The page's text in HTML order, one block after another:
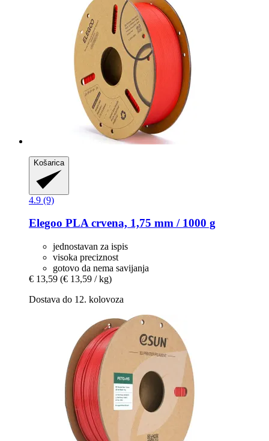
Košarica
4.9 (9)
Elegoo PLA crvena, 1,75 mm / 1000 g
jednostavan za ispis
visoka preciznost
gotovo da nema savijanja
€ 13,59 (€ 13,59 / kg)
Dostava do 12. kolovoza